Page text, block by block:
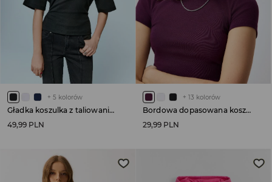
+ 5 kolorów
Gładka koszulka z taliowaniem czarna
49,99 PLN
+ 13 kolorów
Bordowa dopasowana koszulka basic
29,99 PLN